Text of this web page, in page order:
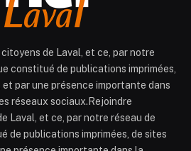
citoyens de Laval, et ce, par notre
constitué de publications imprimées,
par une présence importante dans
réseaux sociaux.Rejoindre
Laval, et ce, par notre réseau de
de publications imprimées, de sites